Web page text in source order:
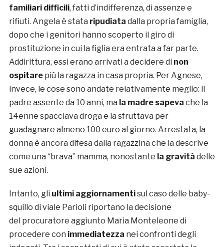
familiari difficili, fatti d’indifferenza, di assenze e
rifiuti. Angela è stata ripudiata dalla propria famiglia,
dopo che i genitori hanno scoperto il giro di
prostituzione in cui la figlia era entrata a far parte.
Addirittura, essi erano arrivati a decidere di non
ospitarepiù la ragazza in casa propria. Per Agnese,
invece, le cose sono andate relativamente meglio: il
padre assente da 10 anni, ma la madre sapeva che la
14enne spacciava droga e la sfruttava per
guadagnare almeno 100 euro al giorno. Arrestata, la
donna è ancora difesa dalla ragazzina che la descrive
come una “brava” mamma, nonostante la gravità delle
sue azioni.
Intanto, gli ultimi aggiornamentisul caso delle baby-
squillo di viale Parioli riportano la decisione
del procuratore aggiunto Maria Monteleone di
procedere con immediatezza nei confronti degli